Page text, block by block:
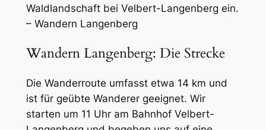
Waldlandschaft bei Velbert-Langenberg ein.
– Wandern Langenberg
Wandern Langenberg: Die Strecke
Die Wanderroute umfasst etwa 14 km und
ist für geübte Wanderer geeignet. Wir
starten um 11 Uhr am Bahnhof Velbert-